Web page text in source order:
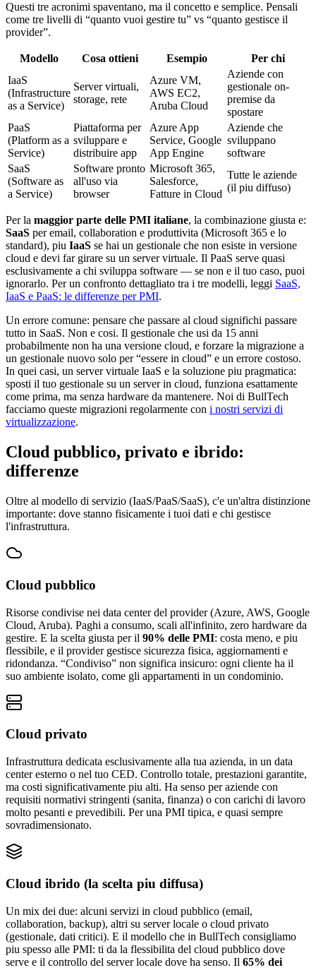
Questi tre acronimi spaventano, ma il concetto e semplice. Pensali
come tre livelli di “quanto vuoi gestire tu” vs “quanto gestisce il
provider”.
Modello Cosa ottieni Esempio
Per chi
IaaS
(Infrastructure
as a Service)
Server virtuali,
storage, rete
Azure VM,
AWS EC2,
Aruba Cloud
Aziende con
gestionale on-
premise da
spostare
PaaS
(Platform as a
Service)
Piattaforma per
sviluppare e
distribuire app
Azure App
Service, Google
App Engine
Aziende che
sviluppano
software
SaaS
(Software as
a Service)
Software pronto
all'uso via
browser
Microsoft 365,
Salesforce,
Fatture in Cloud
Tutte le aziende
(il piu diffuso)
Per la maggior parte delle PMI italiane, la combinazione giusta e:
SaaS per email, collaboration e produttivita (Microsoft 365 e lo
standard), piu IaaS se hai un gestionale che non esiste in versione
cloud e devi far girare su un server virtuale. Il PaaS serve quasi
esclusivamente a chi sviluppa software — se non e il tuo caso, puoi
ignorarlo. Per un confronto dettagliato tra i tre modelli, leggi SaaS,
IaaS e PaaS: le differenze per PMI.
Un errore comune: pensare che passare al cloud significhi passare
tutto in SaaS. Non e cosi. Il gestionale che usi da 15 anni
probabilmente non ha una versione cloud, e forzare la migrazione a
un gestionale nuovo solo per “essere in cloud” e un errore costoso.
In quei casi, un server virtuale IaaS e la soluzione piu pragmatica:
sposti il tuo gestionale su un server in cloud, funziona esattamente
come prima, ma senza hardware da mantenere. Noi di BullTech
facciamo queste migrazioni regolarmente con i nostri servizi di
virtualizzazione.
Cloud pubblico, privato e ibrido:
differenze
Oltre al modello di servizio (IaaS/PaaS/SaaS), c'e un'altra distinzione
importante: dove stanno fisicamente i tuoi dati e chi gestisce
l'infrastruttura.
Cloud pubblico
Risorse condivise nei data center del provider (Azure, AWS, Google
Cloud, Aruba). Paghi a consumo, scali all'infinito, zero hardware da
gestire. E la scelta giusta per il 90% delle PMI: costa meno, e piu
flessibile, e il provider gestisce sicurezza fisica, aggiornamenti e
ridondanza. “Condiviso” non significa insicuro: ogni cliente ha il
suo ambiente isolato, come gli appartamenti in un condominio.
Cloud privato
Infrastruttura dedicata esclusivamente alla tua azienda, in un data
center esterno o nel tuo CED. Controllo totale, prestazioni garantite,
ma costi significativamente piu alti. Ha senso per aziende con
requisiti normativi stringenti (sanita, finanza) o con carichi di lavoro
molto pesanti e prevedibili. Per una PMI tipica, e quasi sempre
sovradimensionato.
Cloud ibrido (la scelta piu diffusa)
Un mix dei due: alcuni servizi in cloud pubblico (email,
collaboration, backup), altri su server locale o cloud privato
(gestionale, dati critici). E il modello che in BullTech consigliamo
piu spesso alle PMI: ti da la flessibilita del cloud pubblico dove
serve e il controllo del server locale dove ha senso. Il 65% dei